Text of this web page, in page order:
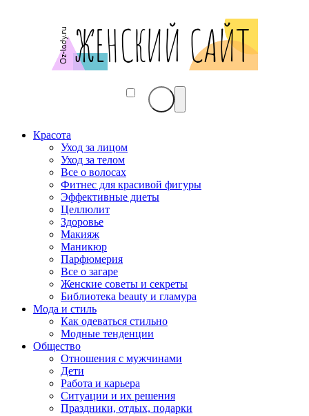
Красота
Уход за лицом
Уход за телом
Все о волосах
Фитнес для красивой фигуры
Эффективные диеты
Целлюлит
Здоровье
Макияж
Маникюр
Парфюмерия
Все о загаре
Женские советы и секреты
Библиотека beauty и гламура
Мода и стиль
Как одеваться стильно
Модные тенденции
Общество
Отношения с мужчинами
Дети
Работа и карьера
Ситуации и их решения
Праздники, отдых, подарки